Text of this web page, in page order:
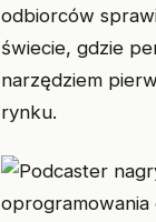
odbiorców
świecie, gdzie
narzędziem
rynku.